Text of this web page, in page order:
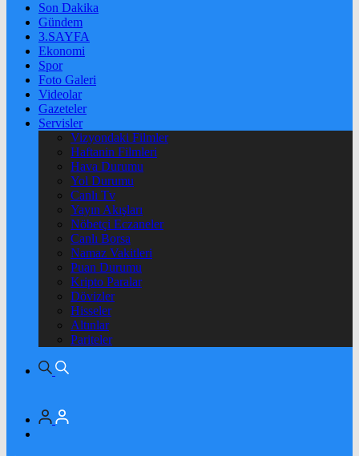
Son Dakika
Gündem
3.SAYFA
Ekonomi
Spor
Foto Galeri
Videolar
Gazeteler
Servisler
Vizyondaki Filmler
Haftanin Filmleri
Hava Durumu
Yol Durumu
Canlı Tv
Yayın Akışları
Nöbetçi Eczaneler
Canlı Borsa
Namaz Vakitleri
Puan Durumu
Kripto Paralar
Dövizler
Hisseler
Altınlar
Pariteler